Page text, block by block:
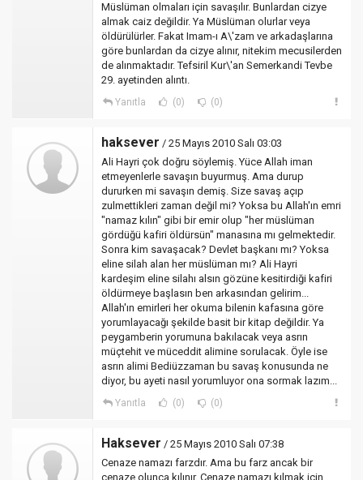
Müslüman olmaları için savaşılır. Bunlardan cizye
almak caiz değildir. Ya Müslüman olurlar veya
öldürülürler. Fakat Imam-ı A\'zam ve arkadaşlarına
göre bunlardan da cizye alınır, nitekim mecusilerden
de alınmaktadır. Tefsiril Kur\'an Semerkandi Tevbe
29. ayetinden alıntı.
Yanıtla (0) (0)
haksever / 25 Mayıs 2010 Salı 03:03
Ali Hayri çok doğru söylemiş. Yüce Allah iman
etmeyenlerle savaşın buyurmuş. Ama durup
dururken mi savaşın demiş. Size savaş açıp
zulmettikleri zaman değil mi? Yoksa bu Allah'ın emri
"namaz kılın" gibi bir emir olup "her müslüman
gördüğü kafiri öldürsün" manasına mı gelmektedir.
Sonra kim savaşacak? Devlet başkanı mı? Yoksa
eline silah alan her müslüman mı? Ali Hayri
kardeşim eline silahı alsın gözüne kesitirdiği kafiri
öldürmeye başlasın ben arkasından gelirim...
Allah'ın emirleri her okuma bilenin kafasına göre
yorumlayacağı şekilde basit bir kitap değildir. Ya
peygamberin yorumuna bakılacak veya asrın
müçtehit ve müceddit alimine sorulacak. Öyle ise
asrın alimi Bediüzzaman bu savaş konusunda ne
diyor, bu ayeti nasıl yorumluyor ona sormak lazım...
Yanıtla (0) (0)
Haksever / 25 Mayıs 2010 Salı 07:38
Cenaze namazı farzdır. Ama bu farz ancak bir
cenaze olunca kılınır. Cenaze namazı kılmak için